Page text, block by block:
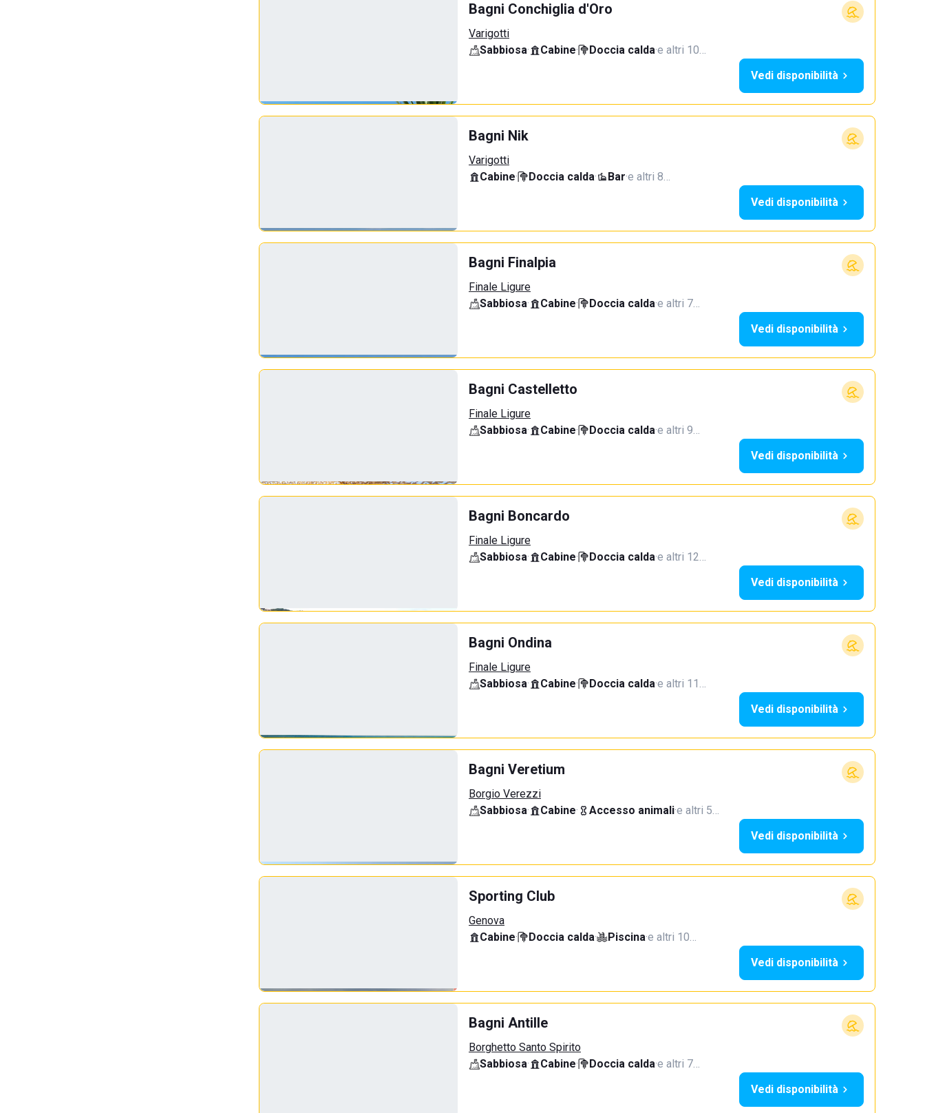
Bagni Conchiglia d'Oro
Varigotti
Sabbiosa· Cabine· Doccia calda·e altri 10…
Vedi disponibilità
Bagni Nik
Varigotti
Cabine· Doccia calda· Bar·e altri 8…
Vedi disponibilità
Bagni Finalpia
Finale Ligure
Sabbiosa· Cabine· Doccia calda·e altri 7…
Vedi disponibilità
Bagni Castelletto
Finale Ligure
Sabbiosa· Cabine· Doccia calda·e altri 9…
Vedi disponibilità
Bagni Boncardo
Finale Ligure
Sabbiosa· Cabine· Doccia calda·e altri 12…
Vedi disponibilità
Bagni Ondina
Finale Ligure
Sabbiosa· Cabine· Doccia calda·e altri 11…
Vedi disponibilità
Bagni Veretium
Borgio Verezzi
Sabbiosa· Cabine· Accesso animali·e altri 5…
Vedi disponibilità
Sporting Club
Genova
Cabine· Doccia calda· Piscina·e altri 10…
Vedi disponibilità
Bagni Antille
Borghetto Santo Spirito
Sabbiosa· Cabine· Doccia calda·e altri 7…
Vedi disponibilità